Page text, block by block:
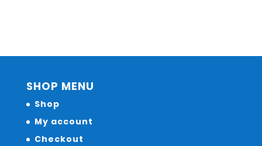
SHOP MENU
Shop
My account
Checkout